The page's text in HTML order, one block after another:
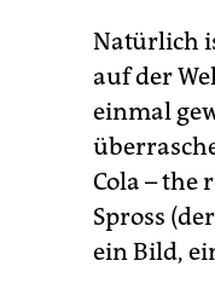
Natürlich
auf der
einmal
Cola – the
Spross
ein Bild,